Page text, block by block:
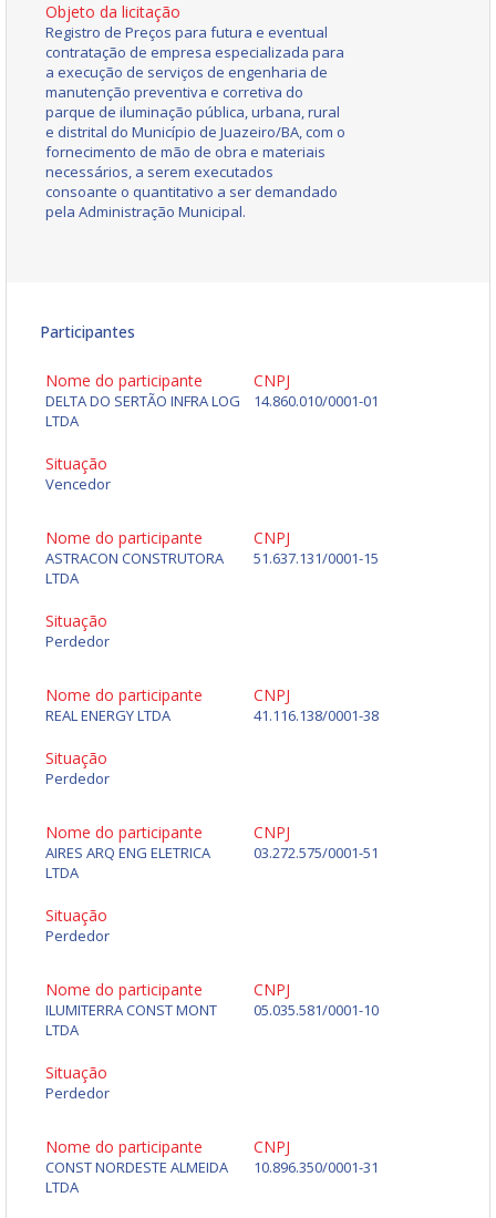
Objeto da licitação
Registro de Preços para futura e eventual
contratação de empresa especializada para
a execução de serviços de engenharia de
manutenção preventiva e corretiva do
parque de iluminação pública, urbana, rural
e distrital do Município de Juazeiro/BA, com o
fornecimento de mão de obra e materiais
necessários, a serem executados
consoante o quantitativo a ser demandado
pela Administração Municipal.
Participantes
Nome do participante
DELTA DO SERTÃO INFRA LOG
LTDA
CNPJ
14.860.010/0001-01
Situação
Vencedor
Nome do participante
ASTRACON CONSTRUTORA
LTDA
CNPJ
51.637.131/0001-15
Situação
Perdedor
Nome do participante
REAL ENERGY LTDA
CNPJ
41.116.138/0001-38
Situação
Perdedor
Nome do participante
AIRES ARQ ENG ELETRICA
LTDA
CNPJ
03.272.575/0001-51
Situação
Perdedor
Nome do participante
ILUMITERRA CONST MONT
LTDA
CNPJ
05.035.581/0001-10
Situação
Perdedor
Nome do participante
CONST NORDESTE ALMEIDA
LTDA
CNPJ
10.896.350/0001-31